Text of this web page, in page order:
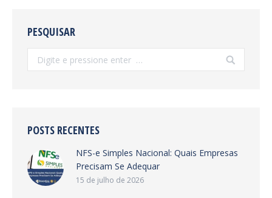
PESQUISAR
Search:
POSTS RECENTES
NFS-e Simples Nacional: Quais Empresas
Precisam Se Adequar
15 de julho de 2026